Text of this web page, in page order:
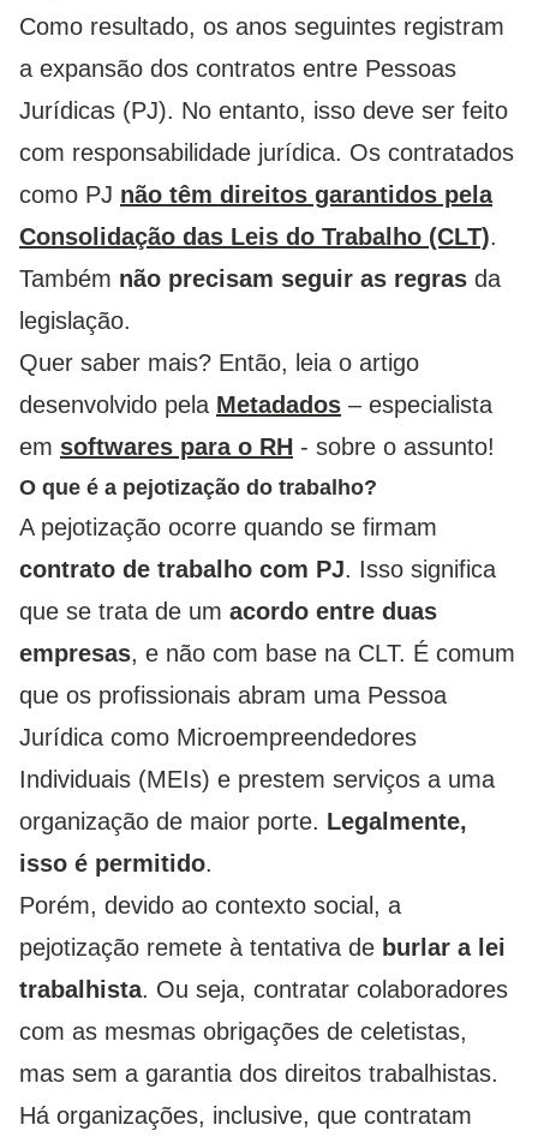
Como resultado, os anos seguintes registram
a expansão dos contratos entre Pessoas
Jurídicas (PJ). No entanto, isso deve ser feito
com responsabilidade jurídica. Os contratados
como PJ não têm direitos garantidos pela
Consolidação das Leis do Trabalho (CLT).
Também não precisam seguir as regras da
legislação.
Quer saber mais? Então, leia o artigo
desenvolvido pela Metadados – especialista
em softwares para o RH - sobre o assunto!
O que é a pejotização do trabalho?
A pejotização ocorre quando se firmam
contrato de trabalho com PJ. Isso significa
que se trata de um acordo entre duas
empresas, e não com base na CLT. É comum
que os profissionais abram uma Pessoa
Jurídica como Microempreendedores
Individuais (MEIs) e prestem serviços a uma
organização de maior porte. Legalmente,
isso é permitido.
Porém, devido ao contexto social, a
pejotização remete à tentativa de burlar a lei
trabalhista. Ou seja, contratar colaboradores
com as mesmas obrigações de celetistas,
mas sem a garantia dos direitos trabalhistas.
Há organizações, inclusive, que contratam